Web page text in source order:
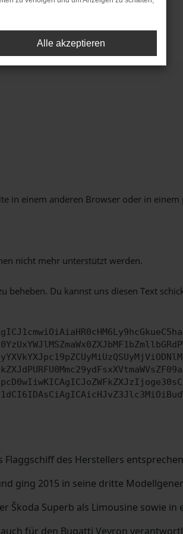
in einem anderen Browser oder in einem
nicht mehr unterstützt werden.
Du kannst uns diesen Text
des Herstellers
ging 2015 in seine dritte
Škoda Superb als Limousine sowie in
für den Bugatti Veyron
Alle akzeptieren